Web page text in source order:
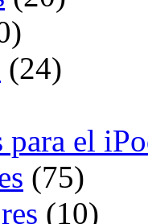
(24)
para el
(75)
(10)